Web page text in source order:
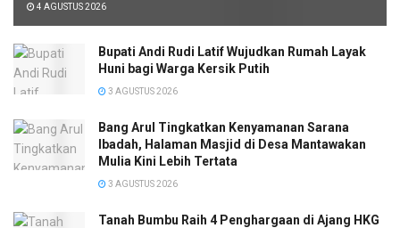
4 AGUSTUS 2026
Bupati Andi Rudi Latif Wujudkan Rumah Layak
Huni bagi Warga Kersik Putih
3 AGUSTUS 2026
Bang Arul Tingkatkan Kenyamanan Sarana
Ibadah, Halaman Masjid di Desa Mantawakan
Mulia Kini Lebih Tertata
3 AGUSTUS 2026
Tanah Bumbu Raih 4 Penghargaan di Ajang HKG